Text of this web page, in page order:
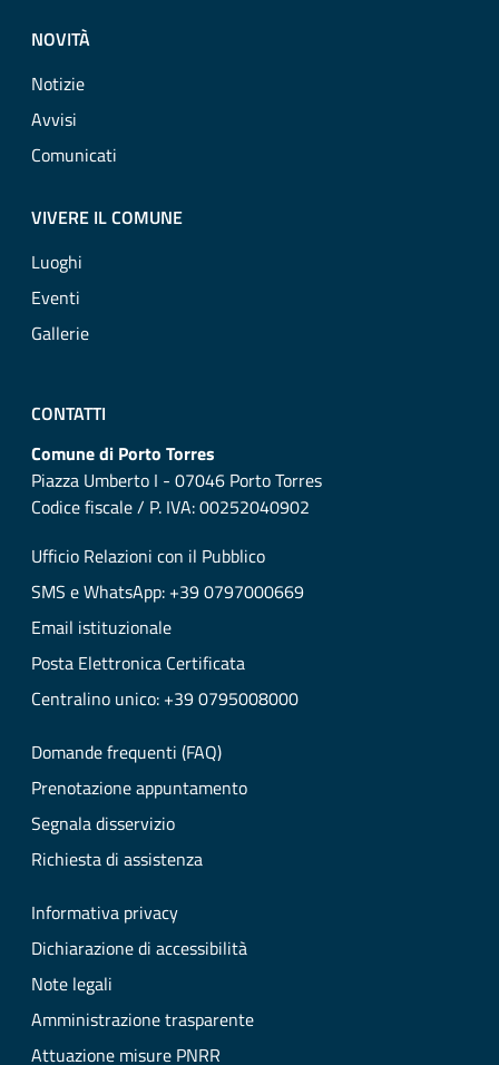
NOVITÀ
Notizie
Avvisi
Comunicati
VIVERE IL COMUNE
Luoghi
Eventi
Gallerie
CONTATTI
Comune di Porto Torres
Piazza Umberto I - 07046 Porto Torres
Codice fiscale / P. IVA: 00252040902
Ufficio Relazioni con il Pubblico
SMS e WhatsApp: +39 0797000669
Email istituzionale
Posta Elettronica Certificata
Centralino unico: +39 0795008000
Domande frequenti (FAQ)
Prenotazione appuntamento
Segnala disservizio
Richiesta di assistenza
Informativa privacy
Dichiarazione di accessibilità
Note legali
Amministrazione trasparente
Attuazione misure PNRR